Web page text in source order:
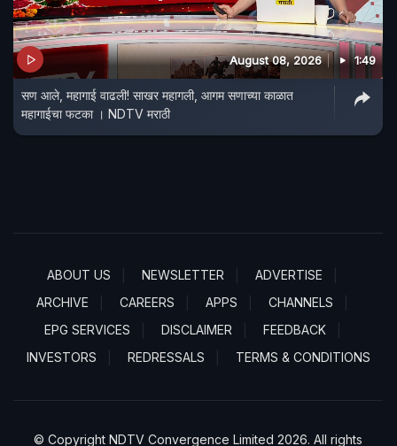
August 08, 2026 1:49
सण आले, महागाई वाढली! साखर महागली, आगम सणाच्या काळात
महागाईचा फटका । NDTV मराठी
ABOUT US NEWSLETTER
ADVERTISE
ARCHIVE
CAREERS APPS
CHANNELS
EPG SERVICES
DISCLAIMER
FEEDBACK
INVESTORS
REDRESSALS TERMS & CONDITIONS
© Copyright NDTV Convergence Limited 2026. All rights